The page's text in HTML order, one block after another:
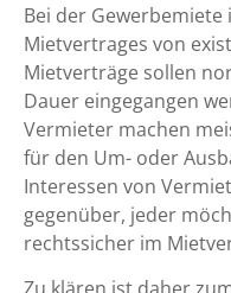
Bei der
Mietvertrages von
Mietverträge sollen
Dauer eingegangen
Vermieter machen
für den Um- oder
Interessen von
gegenüber, jeder
rechtssicher im